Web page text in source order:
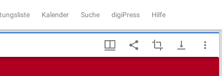
Kalender Suche digiPress Hilfe